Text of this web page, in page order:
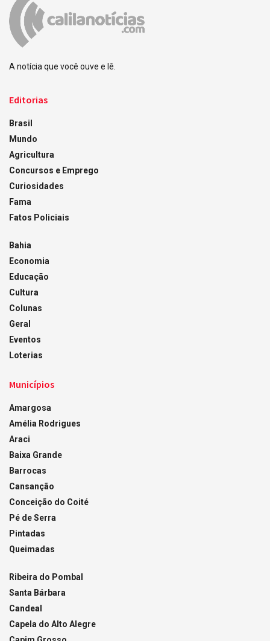
A notícia que você ouve e lê.
Editorias
Brasil
Mundo
Agricultura
Concursos e Emprego
Curiosidades
Fama
Fatos Policiais
Bahia
Economia
Educação
Cultura
Colunas
Geral
Eventos
Loterias
Municípios
Amargosa
Amélia Rodrigues
Araci
Baixa Grande
Barrocas
Cansanção
Conceição do Coité
Pé de Serra
Pintadas
Queimadas
Ribeira do Pombal
Santa Bárbara
Candeal
Capela do Alto Alegre